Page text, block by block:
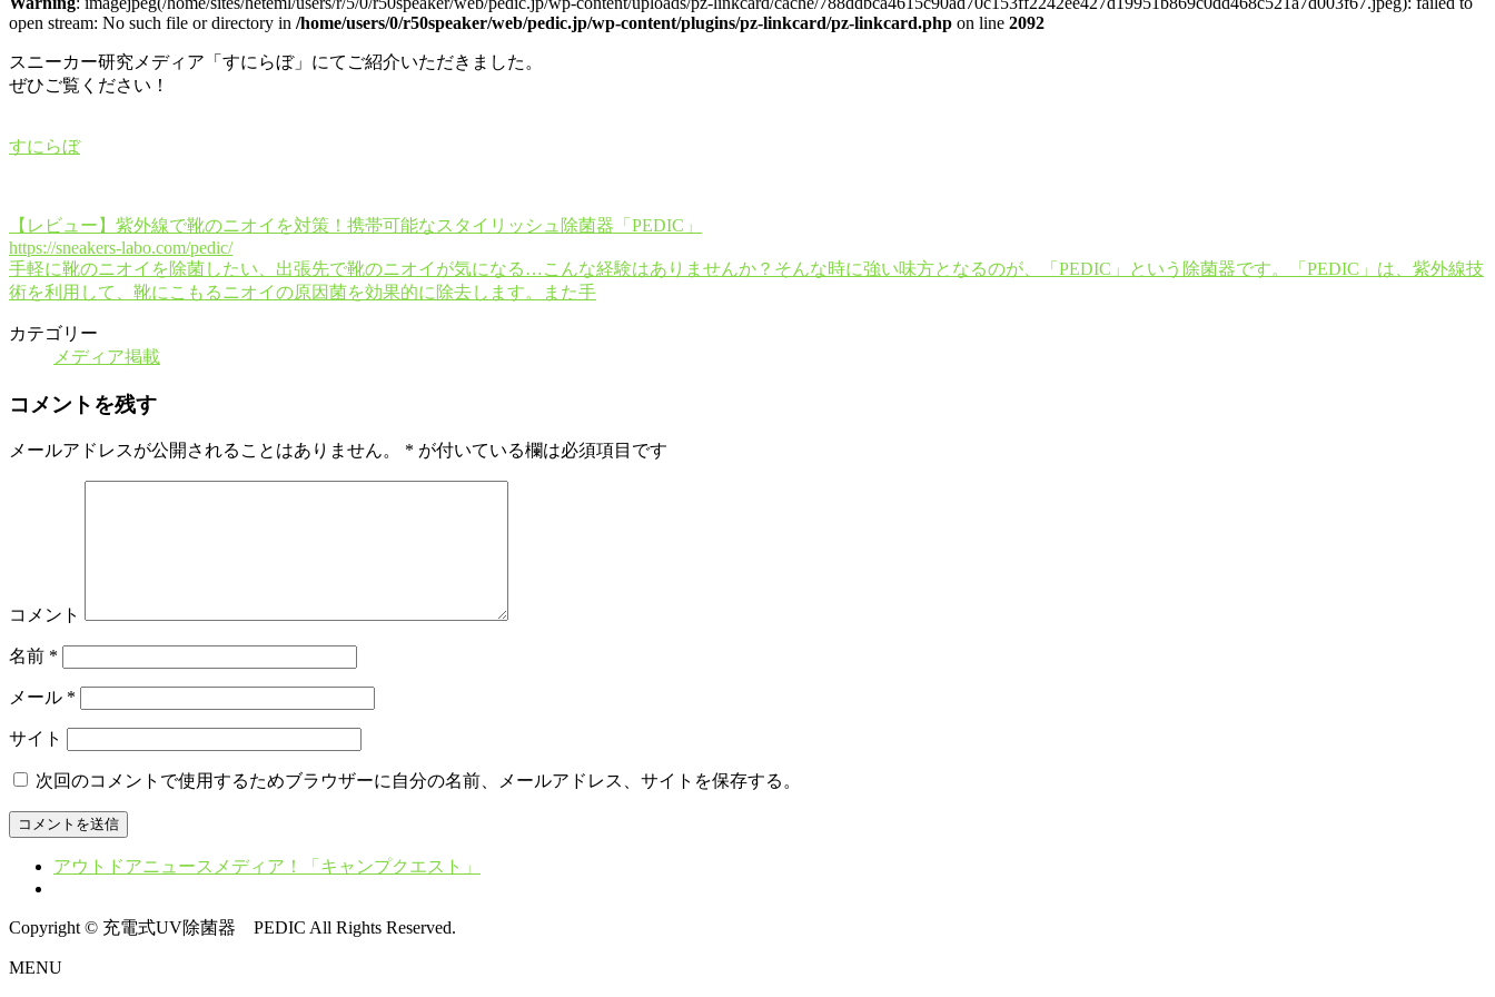
open stream: No such file or directory in /home/users/0/r50speaker/web/pedic.jp/wp-content/plugins/pz-linkcard/pz-linkcard.php on line 2092
スニーカー研究メディア「すにらぼ」にてご紹介いただきました。
ぜひご覧ください！
すにらぼ
【レビュー】紫外線で靴のニオイを対策！携帯可能なスタイリッシュ除菌器「PEDIC」
https://sneakers-labo.com/pedic/
手軽に靴のニオイを除菌したい、出張先で靴のニオイが気になる…こんな経験はありませんか？そんな時に強い味方となるのが、「PEDIC」という除菌器です。「PEDIC」は、紫外線技
術を利用して、靴にこもるニオイの原因菌を効果的に除去します。また手
カテゴリー
メディア掲載
コメントを残す
メールアドレスが公開されることはありません。 * が付いている欄は必須項目です
コメント
名前 *
メール *
サイト
次回のコメントで使用するためブラウザーに自分の名前、メールアドレス、サイトを保存する。
アウトドアニュースメディア！「キャンプクエスト」
Copyright © 充電式UV除菌器 PEDIC All Rights Reserved.
MENU